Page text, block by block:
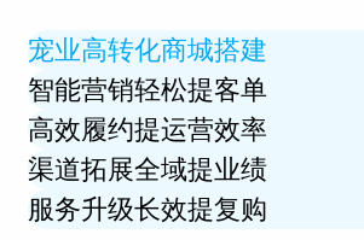
宠业高转化商城搭建
智能营销轻松提客单
高效履约提运营效率
渠道拓展全域提业绩
服务升级长效提复购